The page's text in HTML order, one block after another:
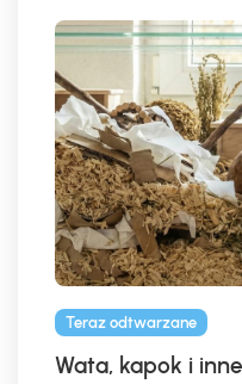
Teraz odtwarzane
Wata, kapok i